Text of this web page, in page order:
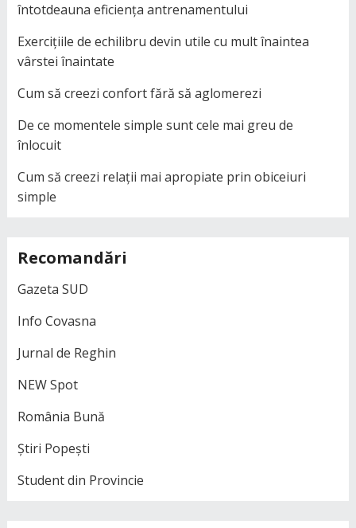
întotdeauna eficiența antrenamentului
Exercițiile de echilibru devin utile cu mult înaintea
vârstei înaintate
Cum să creezi confort fără să aglomerezi
De ce momentele simple sunt cele mai greu de
înlocuit
Cum să creezi relații mai apropiate prin obiceiuri
simple
Recomandări
Gazeta SUD
Info Covasna
Jurnal de Reghin
NEW Spot
România Bună
Știri Popești
Student din Provincie